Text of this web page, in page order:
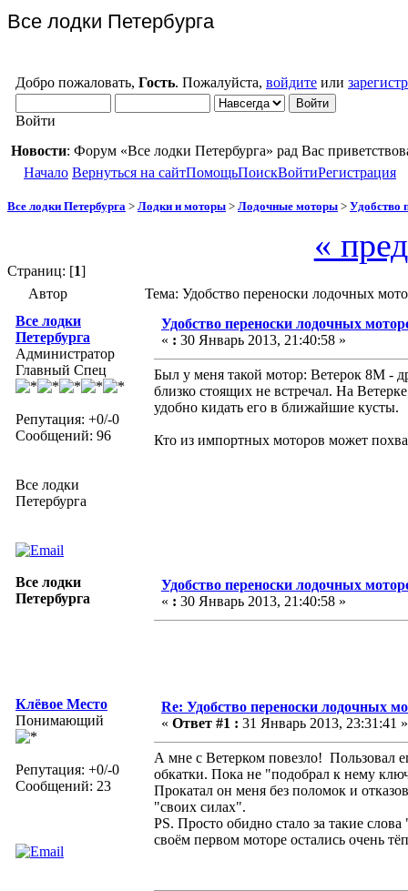
Все лодки Петербурга
Добро пожаловать, Гость. Пожалуйста, войдите или
Войти
Новости: Форум «Все лодки Петербурга» рад Вас
Начало Вернуться на сайтПомощьПоискВойтиРегистрация
Все лодки Петербурга > Лодки и моторы > Лодочные моторы > Удобство
Страниц: [1]
«
Автор
Тема: Удобство переноски лодочных
Все лодки
Петербурга
Администратор
Главный Спец
Репутация: +0/-0
Сообщений: 96
Все лодки
Петербурга
Удобство переноски лодочных
« : 30 Январь 2013, 21:40:58 »
Был у меня такой мотор: Ветерок 8М -
близко стоящих не встречал. На
удобно кидать его в ближайшие кусты.
Кто из импортных моторов может
Все лодки
Петербурга
Удобство переноски лодочных
« : 30 Январь 2013, 21:40:58 »
Клёвое Место
Понимающий
Репутация: +0/-0
Сообщений: 23
Re: Удобство переноски лодочных
« Ответ #1 : 31 Январь 2013, 23:31:41 »
А мне с Ветерком повезло! Пользовал
обкатки. Пока не "подобрал к нему
Прокатал он меня без поломок и
"своих силах".
PS. Просто обидно стало за такие
своём первом моторе остались очень